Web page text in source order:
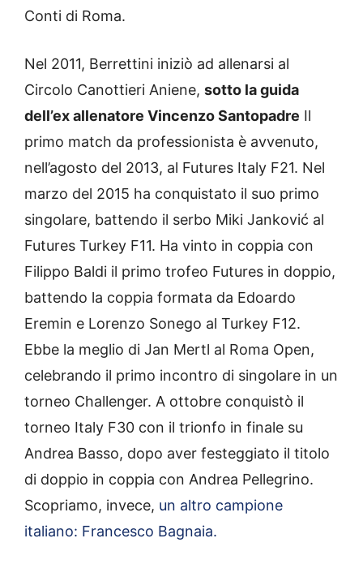
Conti di Roma.
Nel 2011, Berrettini iniziò ad allenarsi al
Circolo Canottieri Aniene, sotto la guida
dell’ex allenatore Vincenzo Santopadre Il
primo match da professionista è avvenuto,
nell’agosto del 2013, al Futures Italy F21. Nel
marzo del 2015 ha conquistato il suo primo
singolare, battendo il serbo Miki Janković al
Futures Turkey F11. Ha vinto in coppia con
Filippo Baldi il primo trofeo Futures in doppio,
battendo la coppia formata da Edoardo
Eremin e Lorenzo Sonego al Turkey F12.
Ebbe la meglio di Jan Mertl al Roma Open,
celebrando il primo incontro di singolare in un
torneo Challenger. A ottobre conquistò il
torneo Italy F30 con il trionfo in finale su
Andrea Basso, dopo aver festeggiato il titolo
di doppio in coppia con Andrea Pellegrino.
Scopriamo, invece, un altro campione
italiano: Francesco Bagnaia.